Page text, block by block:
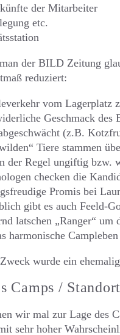
der Mitarbeiter
etc.
der BILD Zeitung
reduziert:
vom Lagerplatz
Geschmack des
(z.B.
Tiere stammen
der Regel ungiftig bzw.
checken die
Promis bei
gibt es auch Feeld-
latschen „Ranger“ um
harmonische
wurde ein
Camps /
wir mal zur Lage des
sehr hoher